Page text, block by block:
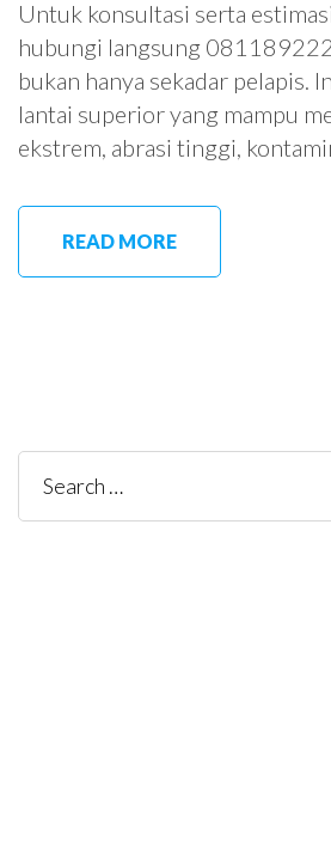
Untuk konsultasi serta
hubungi langsung
bukan hanya sekadar pelapis.
lantai superior yang mampu
ekstrem, abrasi tinggi,
READ MORE
Search
for: